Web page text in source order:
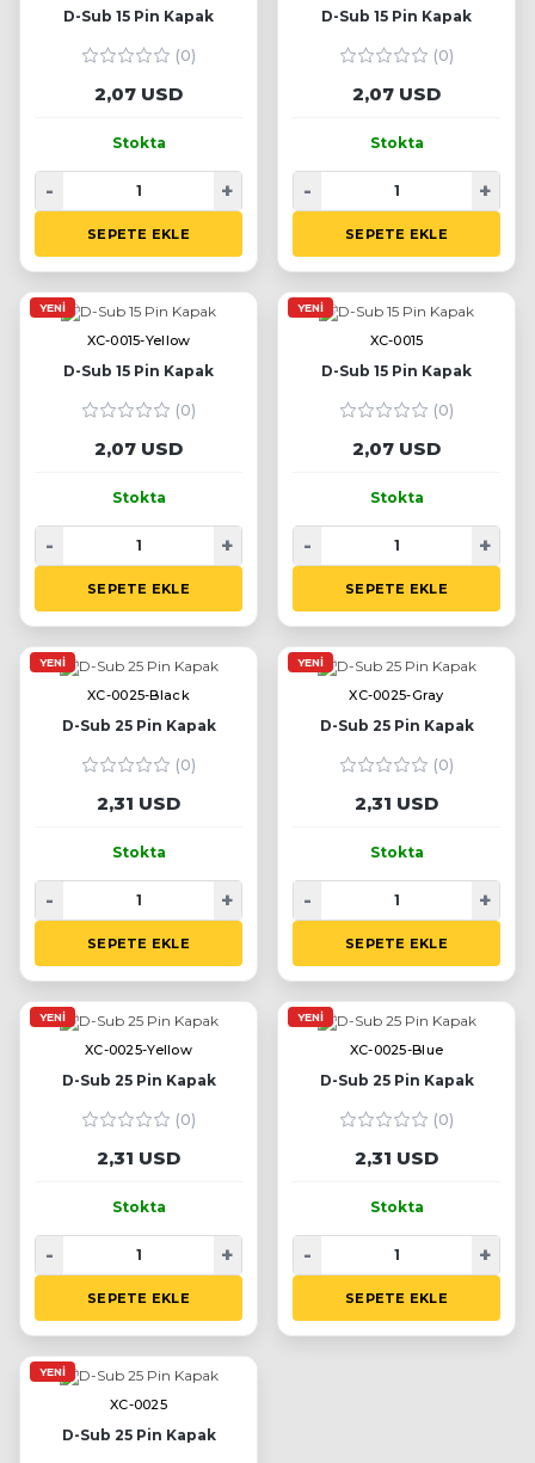
D-Sub 15 Pin Kapak
(0)
2,07 USD
Stokta
SEPETE EKLE
- +
D-Sub 15 Pin Kapak
(0)
2,07 USD
Stokta
SEPETE EKLE
- +
YENI
XC-0015-Yellow
D-Sub 15 Pin Kapak
(0)
2,07 USD
Stokta
SEPETE EKLE
- +
YENI
XC-0015
D-Sub 15 Pin Kapak
(0)
2,07 USD
Stokta
SEPETE EKLE
- +
YENI
XC-0025-Black
D-Sub 25 Pin Kapak
(0)
2,31 USD
Stokta
SEPETE EKLE
- +
YENI
XC-0025-Gray
D-Sub 25 Pin Kapak
(0)
2,31 USD
Stokta
SEPETE EKLE
- +
YENI
XC-0025-Yellow
D-Sub 25 Pin Kapak
(0)
2,31 USD
Stokta
SEPETE EKLE
- +
YENI
XC-0025-Blue
D-Sub 25 Pin Kapak
(0)
2,31 USD
Stokta
SEPETE EKLE
- +
YENI
XC-0025
D-Sub 25 Pin Kapak